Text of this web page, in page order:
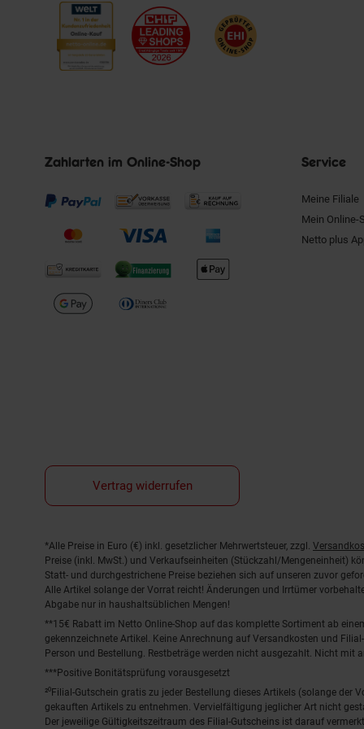
Zahlarten im Online-Shop Service
Meine Filiale
Mein Online-
Netto plus
Vertrag widerrufen
Fußnoten
*Alle Preise in Euro (€) inkl. gesetzlicher Mehrwertsteuer, zzgl.
Preise (inkl. MwSt.) und Verkaufseinheiten (Stückzahl/Mengeneinheit)
Statt- und durchgestrichene Preise beziehen sich auf unseren zuvor
Alle Artikel solange der Vorrat reicht! Änderungen und Irrtümer
Abgabe nur in haushaltsüblichen Mengen!
**15€ Rabatt im Netto Online-Shop auf das komplette Sortiment ab
gekennzeichnete Artikel. Keine Anrechnung auf Versandkosten und
Person und Bestellung. Restbeträge werden nicht ausgezahlt. Nicht mit
***Positive Bonitätsprüfung vorausgesetzt
²⁰Filial-Gutschein gratis zu jeder Bestellung dieses Artikels (solange
gekauften Artikels zu entnehmen. Vervielfältigung jeglicher Art nicht
Der jeweilige Gültigkeitszeitraum des Filial-Gutscheins ist darauf